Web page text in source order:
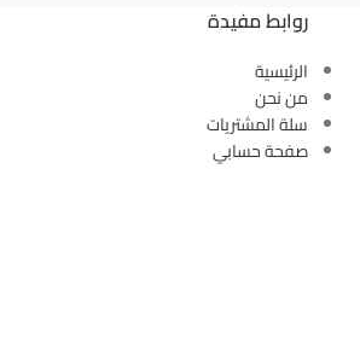
روابط مفيدة
الرئيسية
من نحن
سلة المشتريات
صفحة حسابي